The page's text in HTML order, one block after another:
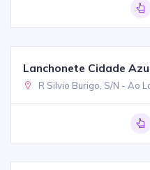
Lanchonete Cidade
R Silvio Burigo, S/N - Ao